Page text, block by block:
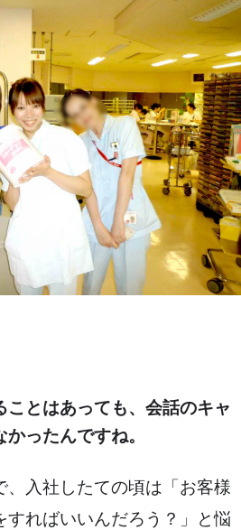
ことはあっても、会話のキャ
ったんですね。
、入社したての頃は「お客様
すればいいんだろう？」と悩